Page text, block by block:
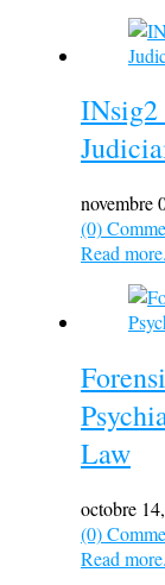
INsig2
novembre
(0)
Read
Law
octobre
(0)
Read